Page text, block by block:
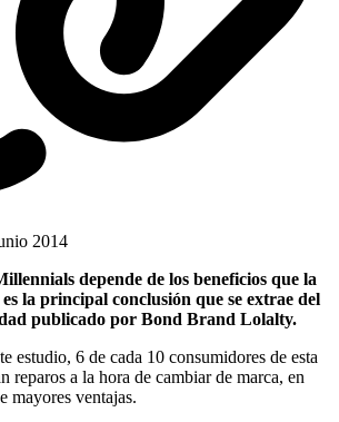
2014
depende de los beneficios que la
la principal conclusión que se extrae del
publicado por Bond Brand Lolalty.
estudio, 6 de cada 10 consumidores de esta
reparos a la hora de cambiar de marca, en
mayores ventajas.